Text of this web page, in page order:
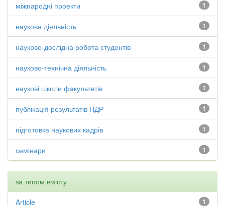
1
міжнародні проекти
1
наукова діяльність
1
науково-дослідна робота студентів
1
науково-технічна діяльність
1
наукові школи факультетів
1
публікація результатів НДР
1
підготовка наукових кадрів
1
семінари
за типом вмісту
1
Article